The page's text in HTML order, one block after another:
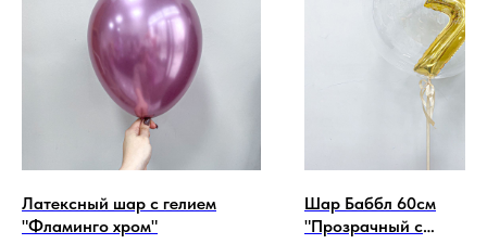
Латексный шар с гелием
"Фламинго хром"
Шар Баббл 60см
"Прозрачный с